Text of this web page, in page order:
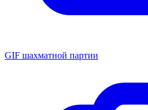
GIF шахматной партии